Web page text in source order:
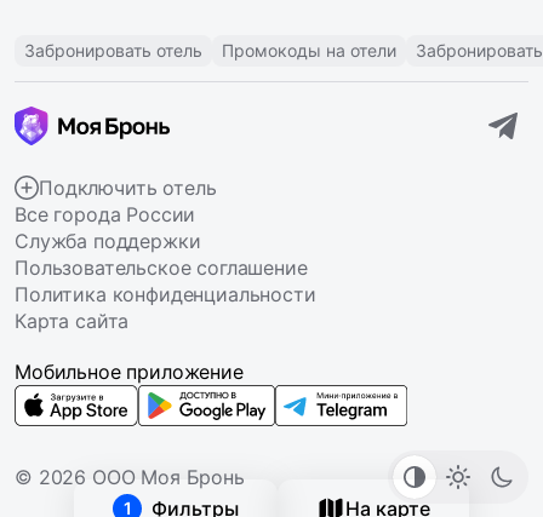
1 Фильтры На карте
Забронировать отель Промокоды на отели
Подключить отель
Все города России
Служба поддержки
Пользовательское соглашение
Политика конфиденциальности
Карта сайта
© 2026 ООО Моя Бронь
Мобильное приложение